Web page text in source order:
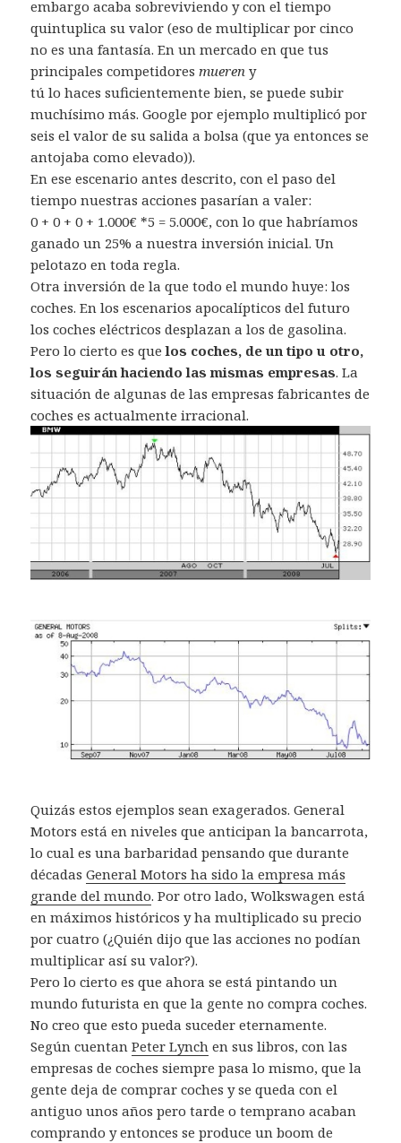
embargo acaba sobreviviendo y con el tiempo
quintuplica su valor (eso de multiplicar por cinco
no es una fantasía. En un mercado en que tus
principales competidoresmuereny
tú lo haces suficientemente bien, se puede subir
muchísimo más. Google por ejemplo multiplicó por
seis el valor de su salida a bolsa (que ya entonces se
antojaba como elevado)).
En ese escenario antes descrito, con el paso del
tiempo nuestras acciones pasarían a valer:
0 + 0 + 0 + 1.000€ *5 = 5.000€, con lo que habríamos
ganado un 25% a nuestra inversión inicial. Un
pelotazo en toda regla.
Otra inversión de la que todo el mundo huye: los
coches. En los escenarios apocalípticos del futuro
los coches eléctricos desplazan a los de gasolina.
Pero lo cierto es quelos coches, de un tipo u otro,
los seguirán haciendo las mismas empresas. La
situación de algunas de las empresas fabricantes de
coches es actualmente irracional.
Quizás estos ejemplos sean exagerados. General
Motors está en niveles que anticipan la bancarrota,
lo cual es una barbaridad pensando que durante
décadasGeneral Motors ha sido la empresa más
grande del mundo. Por otro lado, Wolkswagen está
en máximos históricos y ha multiplicado su precio
por cuatro (¿Quién dijo que las acciones no podían
multiplicar así su valor?).
Pero lo cierto es que ahora se está pintando un
mundo futurista en que la gente no compra coches.
No creo que esto pueda suceder eternamente.
Según cuentanPeter Lynch en sus libros, con las
empresas de coches siempre pasa lo mismo, que la
gente deja de comprar coches y se queda con el
antiguo unos años pero tarde o temprano acaban
comprando y entonces se produce un boom de